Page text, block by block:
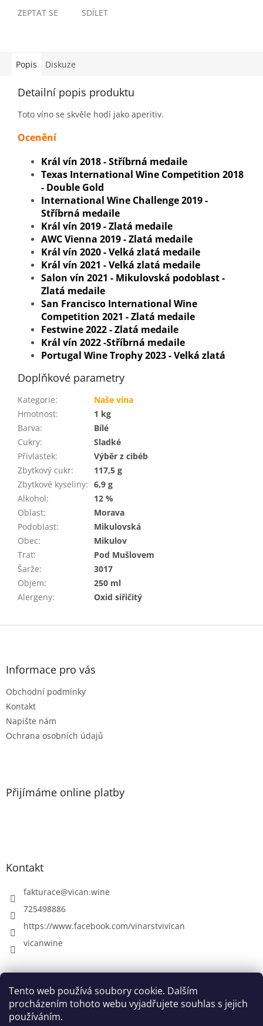
Tento web používá soubory cookie. Dalším
procházením tohoto webu vyjadřujete souhlas s jejich
používáním.
ZEPTAT SE SDÍLET
Popis Diskuze
Detailní popis produktu
Toto víno se skvěle hodí jako aperitiv.
Ocenění
Král vín 2018 - Stříbrná medaile
Texas International Wine Competition 2018
- Double Gold
International Wine Challenge 2019 -
Stříbrná medaile
Král vín 2019 - Zlatá medaile
AWC Vienna 2019 - Zlatá medaile
Král vín 2020 - Velká zlatá medaile
Král vín 2021 - Velká zlatá medaile
Salon vín 2021 - Mikulovská podoblast -
Zlatá medaile
San Francisco International Wine
Competition 2021 - Zlatá medaile
Festwine 2022 - Zlatá medaile
Král vín 2022 -Stříbrná medaile
Portugal Wine Trophy 2023 - Velká zlatá
Doplňkové parametry
Kategorie:
Naše vína
Hmotnost:
1 kg
Barva:
Bílé
Cukry:
Sladké
Přívlastek:
Výběr z cibéb
Zbytkový cukr:
117,5 g
Zbytkové kyseliny: 6,9 g
Alkohol:
12 %
Oblast:
Morava
Podoblast:
Mikulovská
Obec:
Mikulov
Trať:
Pod Mušlovem
Šarže:
3017
Objem:
250 ml
Alergeny: Oxid siřičitý
Z
Informace pro vás
Obchodní podmínky
Kontakt
Napište nám
Ochrana osobních údajů
Přijímáme online platby
Kontakt
fakturace@vican.wine
725498886
https://www.facebook.com/vinarstvivican
vicanwine